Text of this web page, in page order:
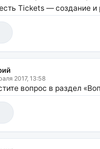
Tickets — создание и
2017, 13:58
вопрос в раздел